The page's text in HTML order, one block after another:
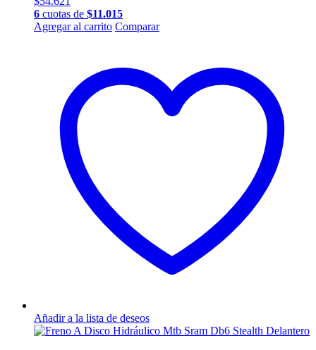
6 cuotas de $11.015
Agregar al carrito Comparar
Añadir a la lista de deseos